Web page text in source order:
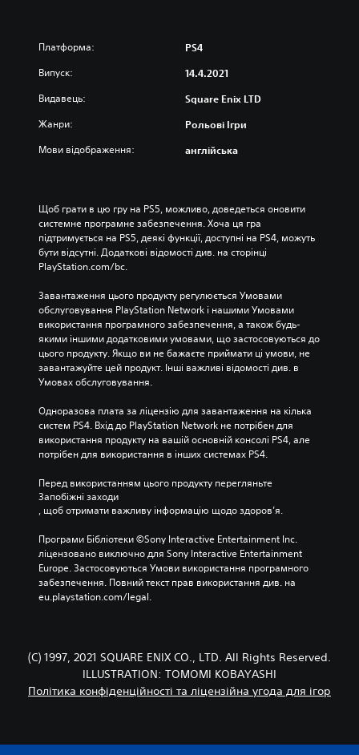
Платформа: PS4
Випуск: 14.4.2021
Видавець: Square Enix LTD
Жанри: Рольові Ігри
Мови відображення: англійська
Щоб грати в цю гру на PS5, можливо, доведеться оновити
системне програмне забезпечення. Хоча ця гра
підтримується на PS5, деякі функції, доступні на PS4, можуть
бути відсутні. Додаткові відомості див. на сторінці
PlayStation.com/bc.
Завантаження цього продукту регулюється Умовами
обслуговування PlayStation Network і нашими Умовами
використання програмного забезпечення, а також будь-
якими іншими додатковими умовами, що застосовуються до
цього продукту. Якщо ви не бажаєте приймати ці умови, не
завантажуйте цей продукт. Інші важливі відомості див. в
Умовах обслуговування.
Одноразова плата за ліцензію для завантаження на кілька
систем PS4. Вхід до PlayStation Network не потрібен для
використання продукту на вашій основній консолі PS4, але
потрібен для використання в інших системах PS4.
Перед використанням цього продукту перегляньте
Запобіжні заходи
, щоб отримати важливу інформацію щодо здоров’я.
Програми Бібліотеки ©Sony Interactive Entertainment Inc.
ліцензовано виключно для Sony Interactive Entertainment
Europe. Застосовуються Умови використання програмного
забезпечення. Повний текст прав використання див. на
eu.playstation.com/legal.
(C) 1997, 2021 SQUARE ENIX CO., LTD. All Rights Reserved.
ILLUSTRATION: TOMOMI KOBAYASHI
Політика конфіденційності та ліцензійна угода для ігор